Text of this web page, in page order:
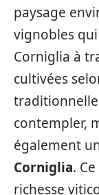
paysage
vignobles
Corniglia à
cultivées
contempler,
également
Corniglia.
richesse